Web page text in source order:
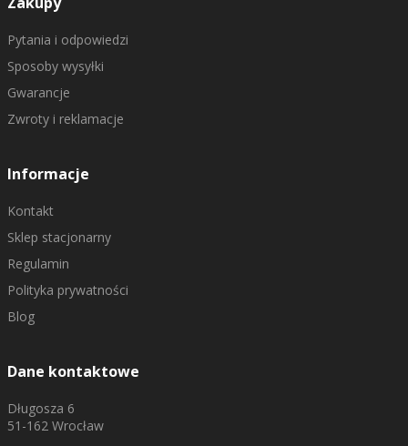
Pytania i odpowiedzi
Sposoby wysyłki
Gwarancje
Zwroty i reklamacje
Informacje
Kontakt
Sklep stacjonarny
Regulamin
Polityka prywatności
Blog
Dane kontaktowe
Długosza 6
51-162 Wrocław